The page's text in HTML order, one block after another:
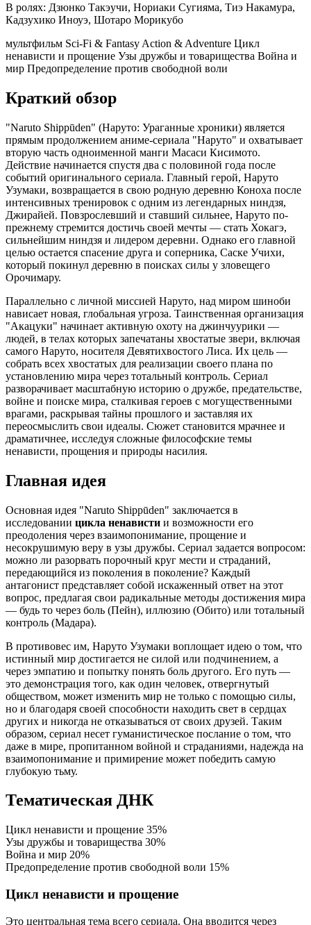
В ролях: Дзюнко Такэучи, Нориаки Сугияма, Тиэ Накамура,
Кадзухико Иноуэ, Шотаро Морикубо
мультфильм Sci-Fi & Fantasy Action & Adventure Цикл
ненависти и прощение Узы дружбы и товарищества Война и
мир Предопределение против свободной воли
Краткий обзор
"Naruto Shippūden" (Наруто: Ураганные хроники) является
прямым продолжением аниме-сериала "Наруто" и охватывает
вторую часть одноименной манги Масаси Кисимото.
Действие начинается спустя два с половиной года после
событий оригинального сериала. Главный герой, Наруто
Узумаки, возвращается в свою родную деревню Коноха после
интенсивных тренировок с одним из легендарных ниндзя,
Джирайей. Повзрослевший и ставший сильнее, Наруто по-
прежнему стремится достичь своей мечты — стать Хокагэ,
сильнейшим ниндзя и лидером деревни. Однако его главной
целью остается спасение друга и соперника, Саске Учихи,
который покинул деревню в поисках силы у зловещего
Орочимару.
Параллельно с личной миссией Наруто, над миром шиноби
нависает новая, глобальная угроза. Таинственная организация
"Акацуки" начинает активную охоту на джинчуурики —
людей, в телах которых запечатаны хвостатые звери, включая
самого Наруто, носителя Девятихвостого Лиса. Их цель —
собрать всех хвостатых для реализации своего плана по
установлению мира через тотальный контроль. Сериал
разворачивает масштабную историю о дружбе, предательстве,
войне и поиске мира, сталкивая героев с могущественными
врагами, раскрывая тайны прошлого и заставляя их
переосмыслить свои идеалы. Сюжет становится мрачнее и
драматичнее, исследуя сложные философские темы
ненависти, прощения и природы насилия.
Главная идея
Основная идея "Naruto Shippūden" заключается в
исследовании цикла ненависти и возможности его
преодоления через взаимопонимание, прощение и
несокрушимую веру в узы дружбы. Сериал задается вопросом:
можно ли разорвать порочный круг мести и страданий,
передающийся из поколения в поколение? Каждый
антагонист представляет собой искаженный ответ на этот
вопрос, предлагая свои радикальные методы достижения мира
— будь то через боль (Пейн), иллюзию (Обито) или тотальный
контроль (Мадара).
В противовес им, Наруто Узумаки воплощает идею о том, что
истинный мир достигается не силой или подчинением, а
через эмпатию и попытку понять боль другого. Его путь —
это демонстрация того, как один человек, отвергнутый
обществом, может изменить мир не только с помощью силы,
но и благодаря своей способности находить свет в сердцах
других и никогда не отказываться от своих друзей. Таким
образом, сериал несет гуманистическое послание о том, что
даже в мире, пропитанном войной и страданиями, надежда на
взаимопонимание и примирение может победить самую
глубокую тьму.
Тематическая ДНК
Цикл ненависти и прощение 35%
Узы дружбы и товарищества 30%
Война и мир 20%
Предопределение против свободной воли 15%
Цикл ненависти и прощение
Это центральная тема всего сериала. Она вводится через